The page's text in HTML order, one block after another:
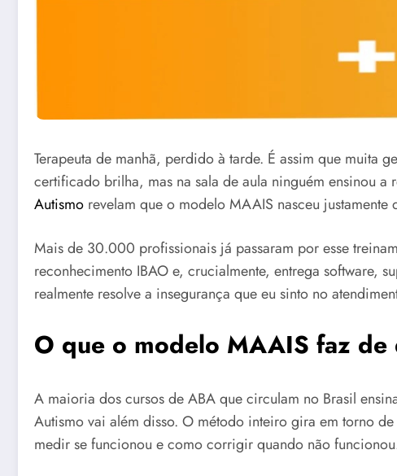
Terapeuta de manhã, perdido à tarde. É assim que muita
certificado brilha, mas na sala de aula ninguém ensinou
Autismo revelam que o modelo MAAIS nasceu
Mais de 30.000 profissionais já passaram por esse
reconhecimento IBAO e, crucialmente, entrega software,
realmente resolve a insegurança que eu sinto no
O que o modelo MAAIS faz
A maioria dos cursos de ABA que circulam no Brasil
Autismo vai além disso. O método inteiro gira em torno
medir se funcionou e como corrigir quando não